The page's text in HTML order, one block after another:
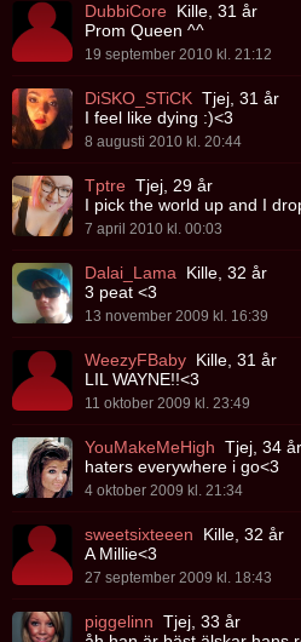
DubbiCore Kille, 31 år
Prom Queen ^^
19 september 2010 kl. 21:12
DiSKO_STiCK Tjej, 31 år
I feel like dying :)<3
8 augusti 2010 kl. 20:44
Tptre Tjej, 29 år
I pick the world up and I
7 april 2010 kl. 00:03
Dalai_Lama
Kille, 32 år
3 peat <3
13 november 2009 kl. 16:39
WeezyFBaby Kille, 31 år
LIL WAYNE!!<3
11 oktober 2009 kl. 23:49
YouMakeMeHigh Tjej, 34 år
haters everywhere i go<3
4 oktober 2009 kl. 21:34
sweetsixteeen
Kille, 32 år
A Millie<3
27 september 2009 kl. 18:43
piggelinn Tjej, 33 år